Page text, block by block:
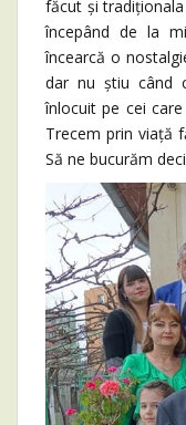
făcut și
începând de la
încearcă o
dar nu știu când
înlocuit pe cei
Trecem prin viață
Să ne bucurăm